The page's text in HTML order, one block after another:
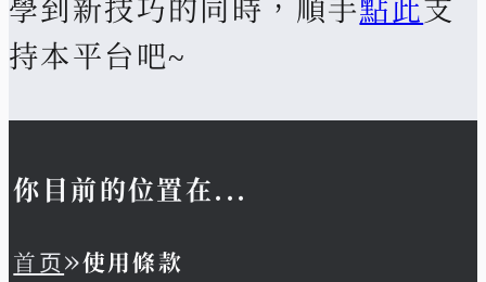
學到新技巧的同時，順手點此支
持本平台吧~
你目前的位置在...
首页»使用條款